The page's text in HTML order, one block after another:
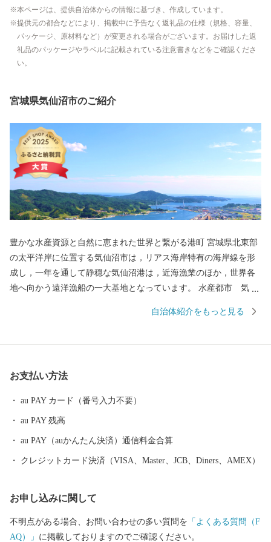
本ページは、提供自治体からの情報に基づき、作成しています。
提供元の都合などにより、掲載中に予告なく返礼品の仕様（規格、容量、
パッケージ、原材料など）が変更される場合がございます。お届けした返
礼品のパッケージやラベルに記載されている注意書きなどをご確認くださ
い。
宮城県気仙沼市のご紹介
豊かな水産資源と自然に恵まれた世界と繋がる港町 宮城県北東部
の太平洋岸に位置する気仙沼市は，リアス海岸特有の海岸線を形
成し，一年を通して静穏な気仙沼港は，近海漁業のほか，世界各
地へ向かう遠洋漁船の一大基地となっています。 水産都市 気仙
ロ類のほか，三陸沖で漁獲され，水揚げ量日本一を誇る生鮮カツ
桑半島や岩井崎，内陸部の牧場，平泉の黄金文化を支えたとも伝
わる金山跡など、多くの観光スポットも魅力です。 また，鮮度抜
て人気沸騰中の気仙沼ホルモンや地元特産の野菜など，美食の街
としての一面も持っています。 東日本大震災により大きな被害を
受けましたが復興に向けて歩みを進める気仙沼市を応援してくだ
自治体紹介をもっと見る
お支払い方法
au PAY カード（番号入力不要）
au PAY 残高
au PAY（auかんたん決済）通信料金合算
クレジットカード決済（VISA、Master、JCB、Diners、AMEX）
お申し込みに関して
不明点がある場合、お問い合わせの多い質問を 「よくある質問（F
AQ）」 に掲載しておりますのでご確認ください。